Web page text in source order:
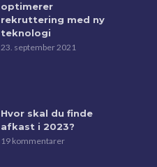
optimerer
rekruttering med ny
teknologi
23. september 2021
Hvor skal du finde
afkast i 2023?
19 kommentarer